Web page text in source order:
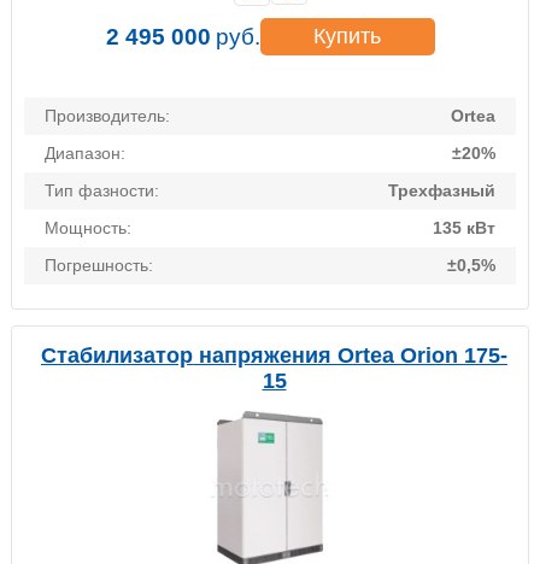
Производитель:
Ortea
Диапазон:
±20%
Тип фазности:
Трехфазный
Мощность:
135 кВт
Погрешность:
±0,5%
2 495 000 руб. Купить
Стабилизатор напряжения Ortea Orion 175-
15